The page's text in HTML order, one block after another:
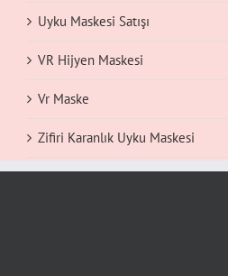
Uyku Maskesi Satışı
VR Hijyen Maskesi
Vr Maske
Zifiri Karanlık Uyku Maskesi